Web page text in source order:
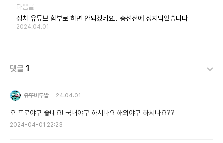
다음글
정치 유튜브 함부로 하면 안되겠네요.. 총선전에 정지먹었습니다
2024.04.01
댓글 1
유뚜비두밥 24.04.01
오 프로야구 좋네요! 국내야구 하시나요 해외야구 하시나요??
2024-04-01 22:23